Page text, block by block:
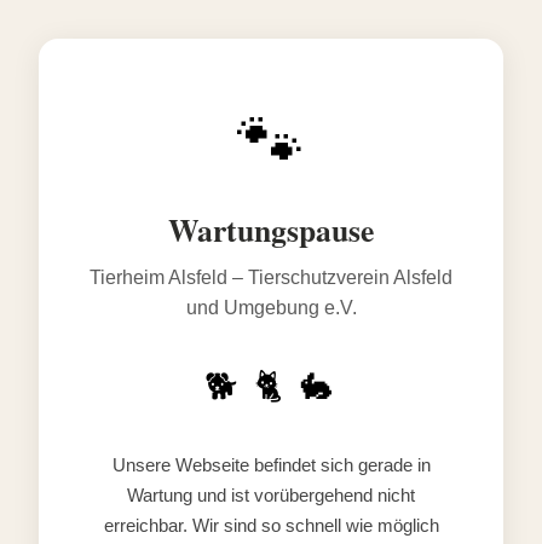
🐾
Wartungspause
Tierheim Alsfeld – Tierschutzverein Alsfeld
und Umgebung e.V.
🐕 🐈 🐇
Unsere Webseite befindet sich gerade in
Wartung und ist vorübergehend nicht
erreichbar. Wir sind so schnell wie möglich